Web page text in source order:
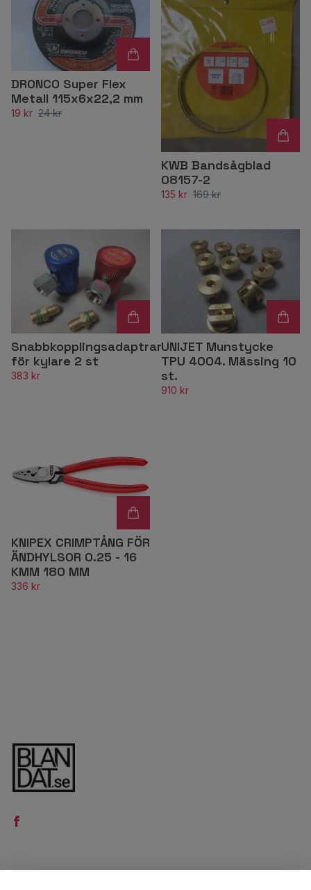
DRONCO Super Flex
Metall 115x6x22,2 mm
19 kr 24 kr
KWB Bandsågblad
08157-2
135 kr 169 kr
Snabbkopplingsadaptrar
för kylare 2 st
383 kr
UNIJET Munstycke
TPU 4004. Mässing 10
st.
910 kr
KNIPEX CRIMPTÅNG FÖR
ÄNDHYLSOR 0.25 - 16
KMM 180 MM
336 kr